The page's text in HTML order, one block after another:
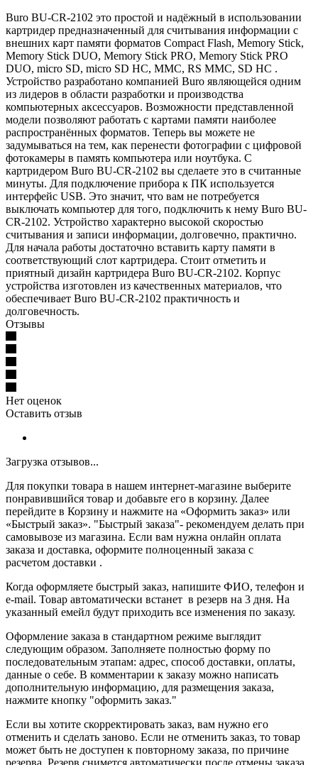
Buro BU-CR-2102 это простой и надёжный в использовании
картридер предназначенный для считывания информации с
внешних карт памяти форматов Compact Flash, Memory Stick,
Memory Stick DUO, Memory Stick PRO, Memory Stick PRO
DUO, micro SD, micro SD HC, MMC, RS MMC, SD HC .
Устройство разработано компанией Buro являющейся одним
из лидеров в области разработки и производства
компьютерных аксессуаров. Возможности представленной
модели позволяют работать с картами памяти наиболее
распространённых форматов. Теперь вы можете не
задумываться на тем, как перенести фотографии с цифровой
фотокамеры в память компьютера или ноутбука. С
картридером Buro BU-CR-2102 вы сделаете это в считанные
минуты. Для подключение прибора к ПК используется
интерфейс USB. Это значит, что вам не потребуется
выключать компьютер для того, подключить к нему Buro BU-
CR-2102. Устройство характерно высокой скоростью
считывания и записи информации, долговечно, практично.
Для начала работы достаточно вставить карту памяти в
соответствующий слот картридера. Стоит отметить и
приятный дизайн картридера Buro BU-CR-2102. Корпус
устройства изготовлен из качественных материалов, что
обеспечивает Buro BU-CR-2102 практичность и
долговечность.
Отзывы
Нет оценок
Оставить отзыв
Загрузка отзывов...
Для покупки товара в нашем интернет-магазине выберите
понравившийся товар и добавьте его в корзину. Далее
перейдите в Корзину и нажмите на «Оформить заказ» или
«Быстрый заказ». "Быстрый заказа"- рекомендуем делать при
самовывозе из магазина. Если вам нужна онлайн оплата
заказа и доставка, оформите полноценный заказа с
расчетом доставки .
Когда оформляете быстрый заказ, напишите ФИО, телефон и
e-mail. Товар автоматически встанет в резерв на 3 дня. На
указанный емейл будут приходить все изменения по заказу.
Оформление заказа в стандартном режиме выглядит
следующим образом. Заполняете полностью форму по
последовательным этапам: адрес, способ доставки, оплаты,
данные о себе. В комментарии к заказу можно написать
дополнительную информацию, для размещения заказа,
нажмите кнопку "оформить заказ."
Если вы хотите скорректировать заказ, вам нужно его
отменить и сделать заново. Если не отменить заказ, то товар
может быть не доступен к повторному заказа, по причине
резерва. Резерв снимется автоматически после отмены заказа.